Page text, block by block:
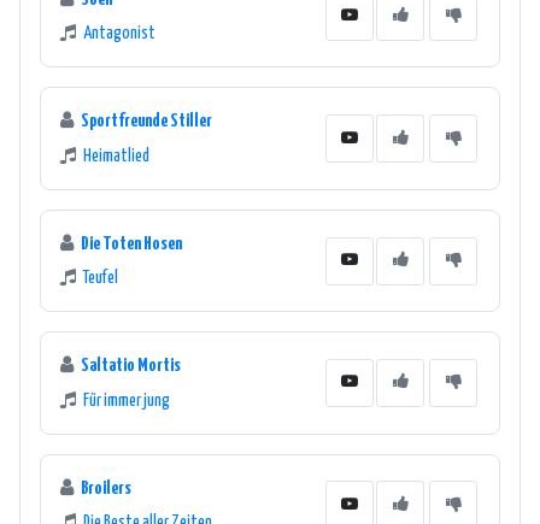
Antagonist
Sportfreunde Stiller
Heimatlied
Die Toten Hosen
Teufel
Saltatio Mortis
Für immer jung
Broilers